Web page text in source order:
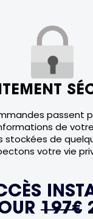
passent
de
stockées de
votre vie
197€